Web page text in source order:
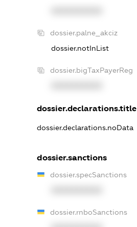
dossier.palne_akciz
dossier.notInList
dossier.bigTaxPayerReg
dossier.declarations.title
dossier.declarations.noData
dossier.sanctions
dossier.specSanctions
dossier.rnboSanctions